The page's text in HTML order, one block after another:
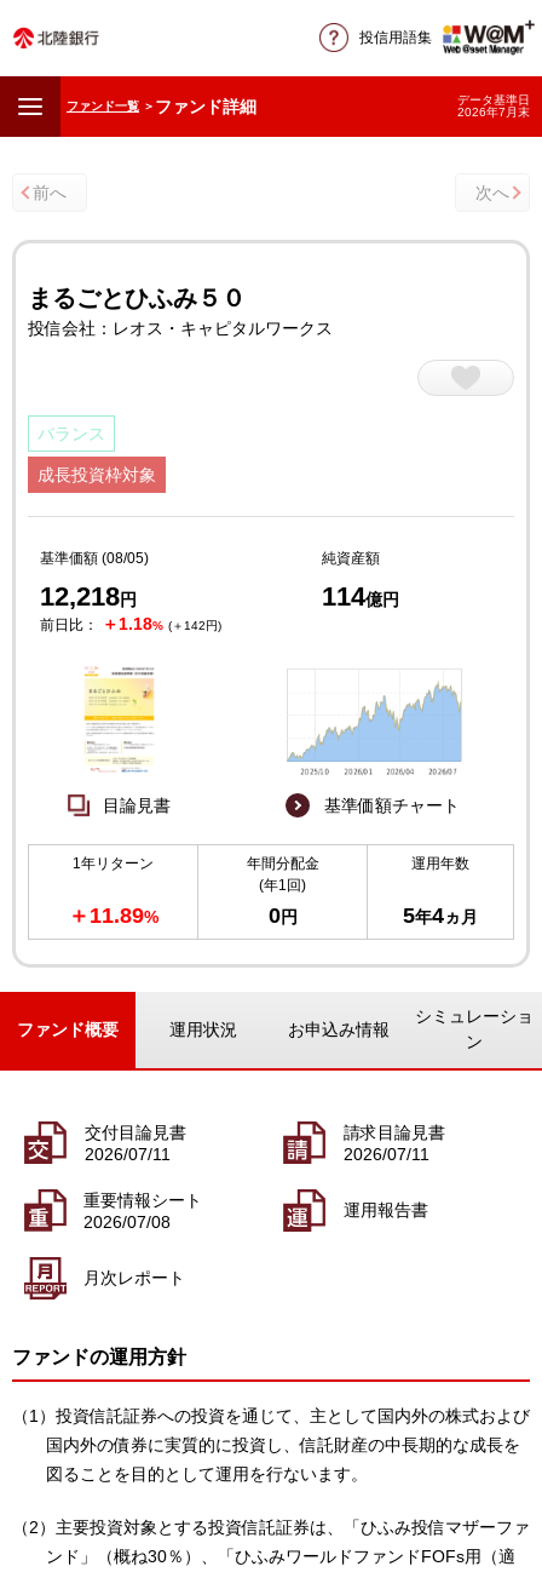
投信用語集
ファンド一覧 ＞ ファンド詳細
データ基準日
2026年7月末
前へ 次へ
まるごとひふみ５０
投信会社：レオス・キャピタルワークス
バランス
成長投資枠対象
基準価額 (08/05)
12,218円
純資産額
114億円
前日比： ＋1.18% (＋142円)
目論見書 基準価額チャート
1年リターン
＋11.89%
年間分配金
(年1回)
0円
運用年数
5年4ヵ月
ファンド概要 運用状況 お申込み情報
シミュレーショ
ン
交付目論見書
2026/07/11
請求目論見書
2026/07/11
重要情報シート
2026/07/08
運用報告書
月次レポート
ファンドの運用方針
（1）投資信託証券への投資を通じて、主として国内外の株式および
国内外の債券に実質的に投資し、信託財産の中長期的な成長を
図ることを目的として運用を行ないます。
（2）主要投資対象とする投資信託証券は、「ひふみ投信マザーファ
ンド」（概ね30％）、「ひふみワールドファンドFOFs用（適